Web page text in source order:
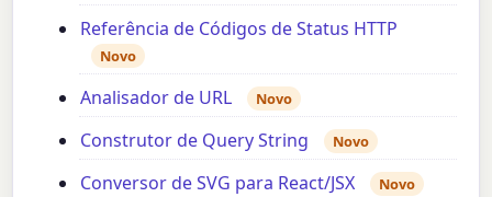
Referência de Códigos de Status HTTP
Novo
Analisador de URL Novo
Construtor de Query String Novo
Conversor de SVG para React/JSX Novo